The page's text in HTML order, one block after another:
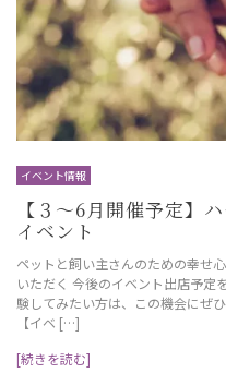
イベント情報
【３～6月開催予定】
イベント
ペットと飼い主さんのための幸せ
いただく 今後のイベント出店予定
験してみたい方は、この機会にぜ
【イベ […]
[続きを読む]